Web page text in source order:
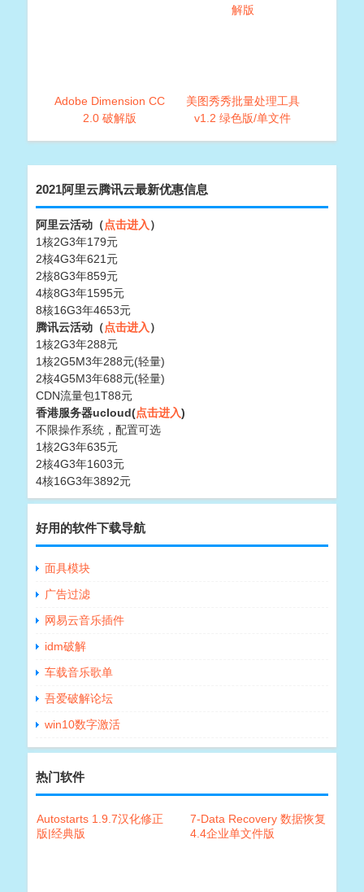
解版
Adobe Dimension CC
2.0 破解版
美图秀秀批量处理工具
v1.2 绿色版/单文件
2021阿里云腾讯云最新优惠信息
阿里云活动（点击进入）
1核2G3年179元
2核4G3年621元
2核8G3年859元
4核8G3年1595元
8核16G3年4653元
腾讯云活动（点击进入）
1核2G3年288元
1核2G5M3年288元(轻量)
2核4G5M3年688元(轻量)
CDN流量包1T88元
香港服务器ucloud(点击进入)
不限操作系统，配置可选
1核2G3年635元
2核4G3年1603元
4核16G3年3892元
好用的软件下载导航
面具模块
广告过滤
网易云音乐插件
idm破解
车载音乐歌单
吾爱破解论坛
win10数字激活
热门软件
Autostarts 1.9.7汉化修正
版|经典版
7-Data Recovery 数据恢复
4.4企业单文件版